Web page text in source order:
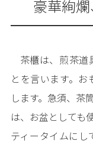
豪華絢爛
茶櫃は、煎茶道
とを言います。
します。急須、茶
は、お盆としても
ティータイムにし